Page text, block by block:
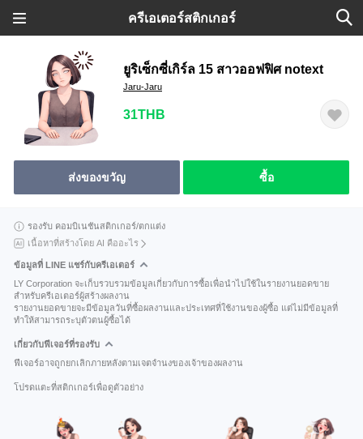
ครีเอเตอร์สติกเกอร์
ยูริเซ็กซี่เกิร์ล 15 สาวออฟฟิศ notext
Jaru-Jaru
31THB
ส่งของขวัญ ซื้อ
รองรับ คอมบิเนชันสติกเกอร์/ตกแต่ง
เนื้อหาที่สร้างโดย AI คืออะไร
ข้อมูลที่ LINE แชร์กับครีเอเตอร์
LY Corporation จะเก็บรวบรวมข้อมูลเกี่ยวกับการซื้อเพื่อนำไปใช้ในรายงานยอดขาย
สำหรับครีเอเตอร์ผู้สร้างผลงาน
รายงานยอดขายจะมีข้อมูลวันที่ซื้อผลงานและประเทศที่ใช้งานของผู้ซื้อ แต่ไม่มีข้อมูลที่
ทำให้สามารถระบุตัวตนผู้ซื้อได้
เกี่ยวกับฟีเจอร์ที่รองรับ
ฟีเจอร์อาจถูกยกเลิกภายหลังตามเจตจำนงของเจ้าของผลงาน
โปรดแตะที่สติกเกอร์เพื่อดูตัวอย่าง